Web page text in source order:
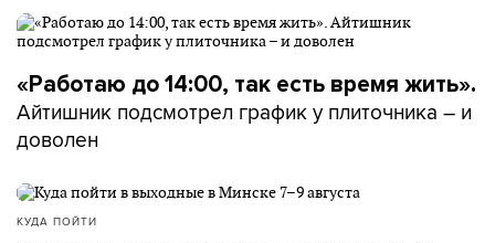
«Работаю до 14:00, так есть время жить».
Айтишник подсмотрел график у плиточника – и
доволен
КУДА ПОЙТИ